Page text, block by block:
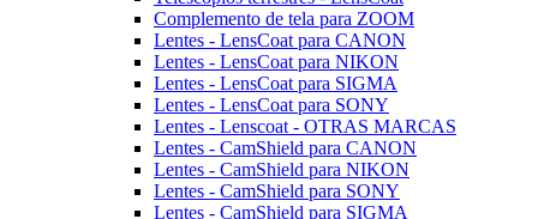
Complemento de tela para ZOOM
Lentes - LensCoat para CANON
Lentes - LensCoat para NIKON
Lentes - LensCoat para SIGMA
Lentes - LensCoat para SONY
Lentes - Lenscoat - OTRAS MARCAS
Lentes - CamShield para CANON
Lentes - CamShield para NIKON
Lentes - CamShield para SONY
Lentes - CamShield para SIGMA